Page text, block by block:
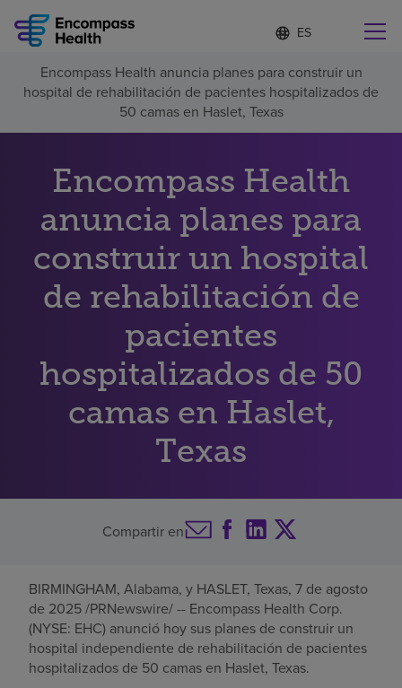
Lista
de
idiomas
contraída
d
o
m
a
e
c
c
i
n
d
Encuentre una localidad cerca de usted
Por qué debe elegirnos
Servicios de rehabilitación
Recursos de salud
Acerca de nosotros
Inversores
Encompass Health anuncia planes para construir un
hospital de rehabilitación de pacientes hospitalizados de
50 camas en Haslet, Texas
Encompass Health
anuncia planes para
construir un hospital
de rehabilitación de
pacientes
hospitalizados de 50
camas en Haslet,
Texas
Compartir en
BIRMINGHAM, Alabama, y HASLET, Texas, 7 de agosto
de 2025/PRNewswire/ -- Encompass Health Corp.
(NYSE: EHC) anunció hoy sus planes de construir un
hospital independiente de rehabilitación de pacientes
hospitalizados de 50 camas en Haslet, Texas.